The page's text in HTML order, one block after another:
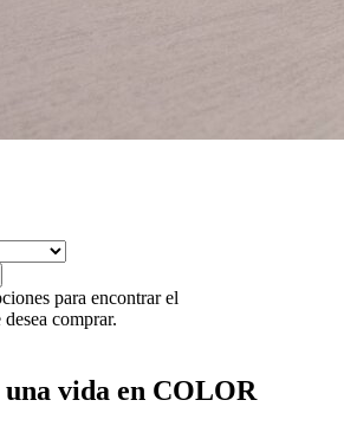
para encontrar el
comprar.
vida en COLOR